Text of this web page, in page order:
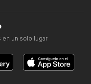
un solo lugar